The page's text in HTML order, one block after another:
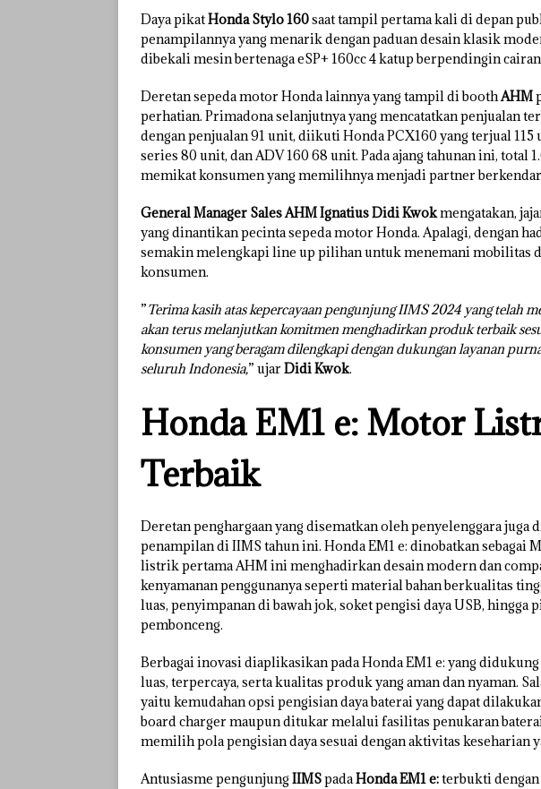
Daya pikatHonda Stylo 160saat tampil pertama kali di depan
penampilannya yang menarik dengan paduan desain klasik
dibekali mesin bertenaga eSP+ 160cc 4 katup berpendingin
Deretan sepeda motor Honda lainnya yang tampil di boothAHM
perhatian. Primadona selanjutnya yang mencatatkan penjualan
dengan penjualan 91 unit, diikuti Honda PCX160 yang terjual
series 80 unit, dan ADV 160 68 unit. Pada ajang tahunan ini, total
memikat konsumen yang memilihnya menjadi partner
General Manager Sales AHM Ignatius Didi Kwokmengatakan,
yang dinantikan pecinta sepeda motor Honda. Apalagi, dengan
semakin melengkapi line up pilihan untuk menemani mobilitas
konsumen.
”Terima kasih atas kepercayaan pengunjung IIMS 2024 yang telah
akan terus melanjutkan komitmen menghadirkan produk terbaik
konsumen yang beragam dilengkapi dengan dukungan layanan
seluruh Indonesia,” ujarDidi Kwok.
Honda EM1 e: Motor
Terbaik
Deretan penghargaan yang disematkan oleh penyelenggara
penampilan di IIMS tahun ini. Honda EM1 e: dinobatkan sebagai
listrik pertama AHM ini menghadirkan desain modern dan
kenyamanan penggunanya seperti material bahan berkualitas
luas, penyimpanan di bawah jok, soket pengisi daya USB, hingga
pembonceng.
Berbagai inovasi diaplikasikan pada Honda EM1 e: yang
luas, terpercaya, serta kualitas produk yang aman dan nyaman.
yaitu kemudahan opsi pengisian daya baterai yang dapat
board charger maupun ditukar melalui fasilitas penukaran
memilih pola pengisian daya sesuai dengan aktivitas keseharian
Antusiasme pengunjungIIMSpadaHonda EM1 e:terbukti